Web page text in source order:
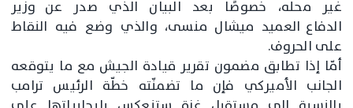
غير محله، خصوصًا بعد البيان الذي صدر عن وزير
الدفاع العميد ميشال منسى، والذي وضع فيه النقاط
على الحروف.
أمّا إذا تطابق مضمون تقرير قيادة الجيش مع ما يتوقعه
الجانب الأميركي فإن ما تضمنّته خطّة الرئيس ترامب